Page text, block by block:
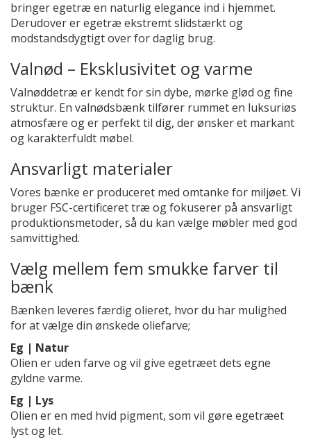
bringer egetræ en naturlig elegance ind i hjemmet.
Derudover er egetræ ekstremt slidstærkt og
modstandsdygtigt over for daglig brug.
Valnød – Eksklusivitet og varme
Valnøddetræ er kendt for sin dybe, mørke glød og fine
struktur. En valnødsbænk tilfører rummet en luksuriøs
atmosfære og er perfekt til dig, der ønsker et markant
og karakterfuldt møbel.
Ansvarligt materialer
Vores bænke er produceret med omtanke for miljøet. Vi
bruger FSC-certificeret træ og fokuserer på ansvarligt
produktionsmetoder, så du kan vælge møbler med god
samvittighed.
Vælg mellem fem smukke farver til
bænk
Bænken leveres færdig olieret, hvor du har mulighed
for at vælge din ønskede oliefarve;
Eg | Natur
Olien er uden farve og vil give egetræet dets egne
gyldne varme.
Eg | Lys
Olien er en med hvid pigment, som vil gøre egetræet
lyst og let.